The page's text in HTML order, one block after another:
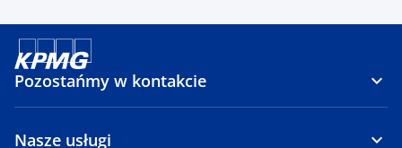
Pozostańmy w kontakcie
Nasze usługi